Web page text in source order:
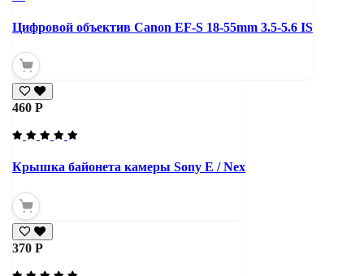
Цифровой объектив Canon EF-S 18-55mm 3.5-5.6 IS
460 Р
Крышка байонета камеры Sony E / Nex
370 Р